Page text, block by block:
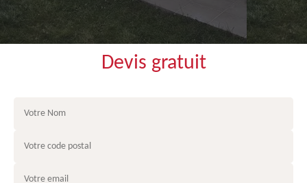
Devis gratuit